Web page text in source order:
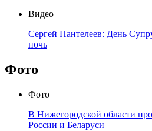
Видео
Сергей Пантелеев: День
ночь
Фото
Фото
В Нижегородской области
России и Беларуси